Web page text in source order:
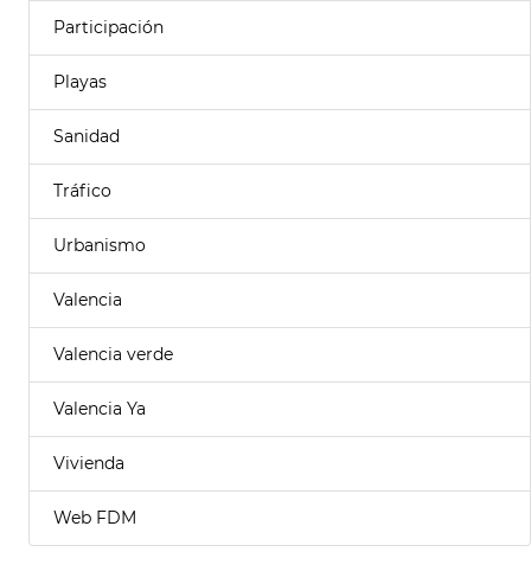
Participación
Playas
Sanidad
Tráfico
Urbanismo
Valencia
Valencia verde
Valencia Ya
Vivienda
Web FDM